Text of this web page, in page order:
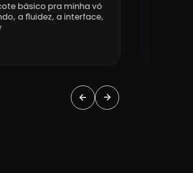
básico pra minha vó
a fluidez, a interface,